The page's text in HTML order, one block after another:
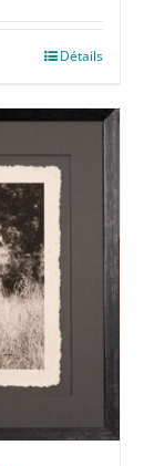
Détails